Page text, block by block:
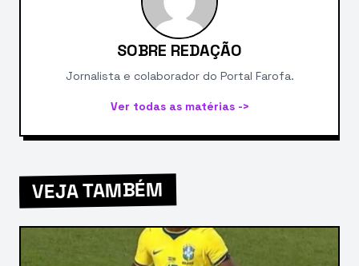
SOBRE REDAÇÃO
Jornalista e colaborador do Portal Farofa.
Ver todas as matérias ->
VEJA TAMBÉM